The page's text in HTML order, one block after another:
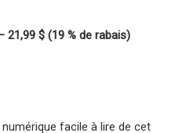
21,99 $ (19 % de rabais)
facile à lire de cet